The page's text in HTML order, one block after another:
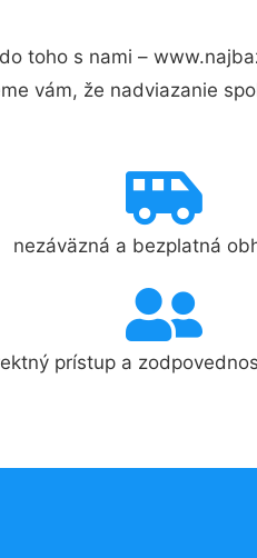
toho s nami –
vám, že nadviazanie
nezáväzná a bezplatná
prístup a